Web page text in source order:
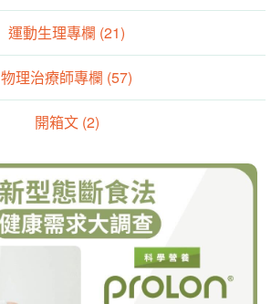
運動生理專欄 (21)
物理治療師專欄 (57)
開箱文 (2)